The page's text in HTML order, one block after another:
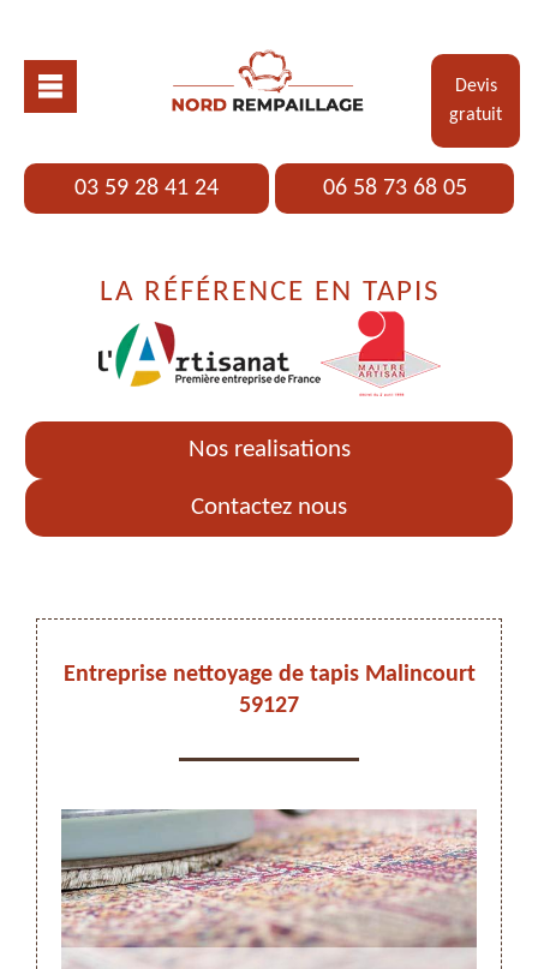
Devis
gratuit
03 59 28 41 24 06 58 73 68 05
LA RÉFÉRENCE EN TAPIS
Nos realisations
Contactez nous
Entreprise nettoyage de tapis Malincourt
59127